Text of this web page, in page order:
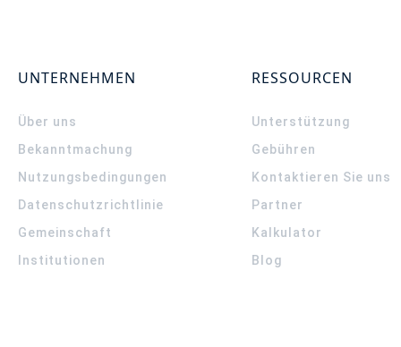
UNTERNEHMEN
Über uns
Bekanntmachung
Nutzungsbedingungen
Datenschutzrichtlinie
Gemeinschaft
Institutionen
RESSOURCEN
Unterstützung
Gebühren
Kontaktieren Sie uns
Partner
Kalkulator
Blog